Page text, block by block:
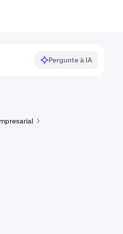
Pergunte à IA